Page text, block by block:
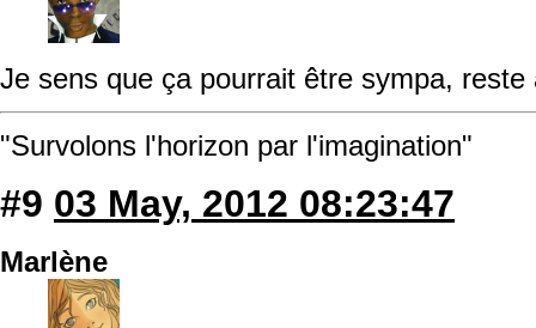
Je sens que ça pourrait être sympa, reste
"Survolons l'horizon par l'imagination"
#9 03 May, 2012 08:23:47
Marlène